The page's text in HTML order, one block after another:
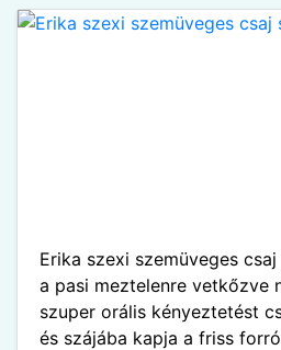
Erika szexi szemüveges
a pasi meztelenre vetkőzve
szuper orális kényeztetést
és szájába kapja a friss